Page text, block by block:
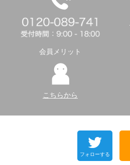
会員メリット
こちらから
フォローする